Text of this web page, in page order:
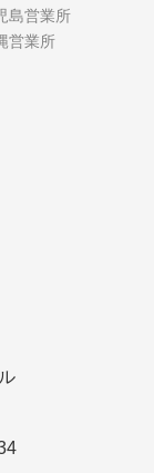
島営業所
営業所